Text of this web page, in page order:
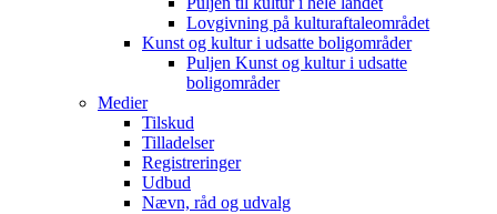
Lovgivning på kulturaftaleområdet
Kunst og kultur i udsatte boligområder
Puljen Kunst og kultur i udsatte
boligområder
Medier
Tilskud
Tilladelser
Registreringer
Udbud
Nævn, råd og udvalg